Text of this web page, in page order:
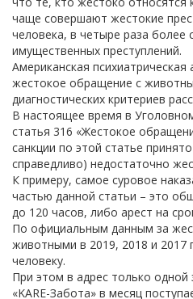
чаще совершают жестокие
человека, в четыре раза более
имущественных преступлений.
Американская психиатрическая
жестокое обращение с
диагностических критериев
В настоящее время в
статья 316 «Жестокое
санкции по этой статье
справедливо) недостаточно
К примеру, самое суровое
частью данной статьи – это
до 120 часов, либо арест на
По официальным данным за
животными в 2019, 2018 и 2017
человеку.
При этом в адрес только
«KARE-Забота» в месяц